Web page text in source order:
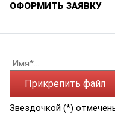
ОФОРМИТЬ ЗАЯВКУ
Прикрепить файл
Звездочкой (*)